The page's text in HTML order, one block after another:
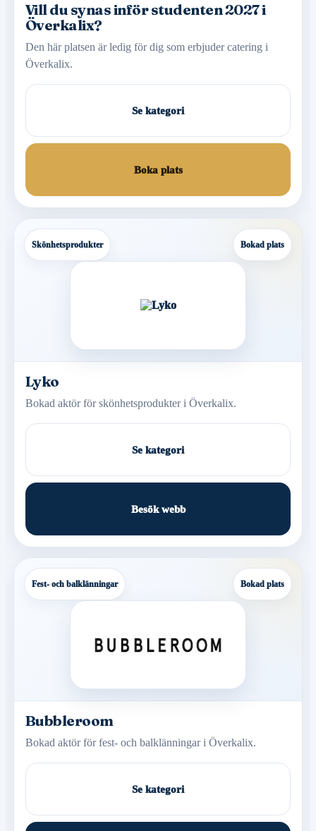
Vill du synas inför studenten 2027 i
Överkalix?
Den här platsen är ledig för dig som erbjuder catering i
Överkalix.
Se kategori
Boka plats
Skönhetsprodukter Bokad plats
Lyko
Bokad aktör för skönhetsprodukter i Överkalix.
Se kategori
Besök webb
Fest- och balklänningar Bokad plats
Bubbleroom
Bokad aktör för fest- och balklänningar i Överkalix.
Se kategori